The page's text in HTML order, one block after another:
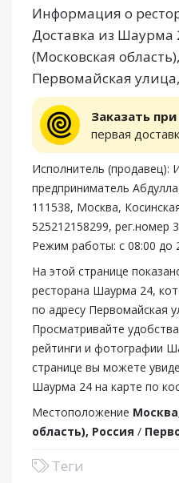
Информация о
Доставка из Шаурма
(Московская
Первомайская
Заказать
первая
Исполнитель (продавец):
предприниматель
111538, Москва,
525212158299, рег.номер
Режим работы: с 08:00 до
На этой странице
ресторана Шаурма 24,
по адресу Первомайская
Просматривайте
рейтинги и фотографии
странице вы можете
Шаурма 24 на карте по
Местоположение
область), Россия /
Теги